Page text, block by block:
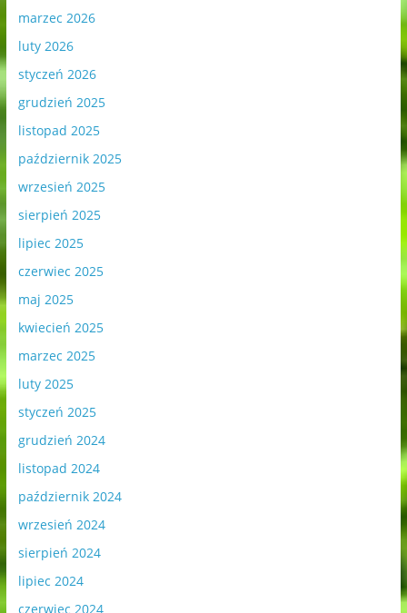
marzec 2026
luty 2026
styczeń 2026
grudzień 2025
listopad 2025
październik 2025
wrzesień 2025
sierpień 2025
lipiec 2025
czerwiec 2025
maj 2025
kwiecień 2025
marzec 2025
luty 2025
styczeń 2025
grudzień 2024
listopad 2024
październik 2024
wrzesień 2024
sierpień 2024
lipiec 2024
czerwiec 2024